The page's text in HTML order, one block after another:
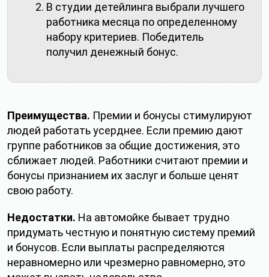
В студии детейлинга выбрали лучшего
работника месяца по определенному
набору критериев. Победитель
получил денежный бонус.
Преимущества. Премии и бонусы стимулируют
людей работать усерднее. Если премию дают
группе работников за общие достижения, это
сближает людей. Работники считают премии и
бонусы признанием их заслуг и больше ценят
свою работу.
Недостатки. На автомойке бывает трудно
придумать честную и понятную систему премий
и бонусов. Если выплаты распределяются
неравномерно или чрезмерно равномерно, это
Авторизуйтесь,
чтобы участвовать в
дискуссии
Внимание! Аккаунт с форума не подойдет, нужна новая
регистрация.
Мои закладки
Пока нет закладок
Авторизуйтесь,
чтобы использовать закладки
ВХОД